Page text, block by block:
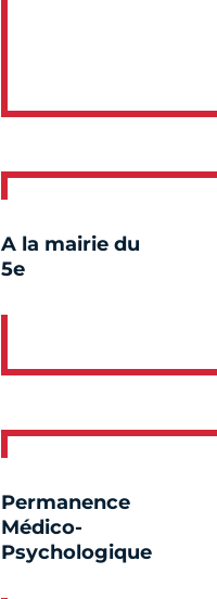
A la mairie du
5e
Permanence
Médico-
Psychologique